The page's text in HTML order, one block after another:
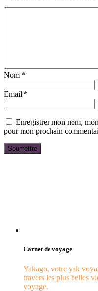
Nom *
Email *
Enregistrer mon nom,
pour mon prochain
Carnet de voyage
Yakago, votre yak
travers les plus belles
voyage.